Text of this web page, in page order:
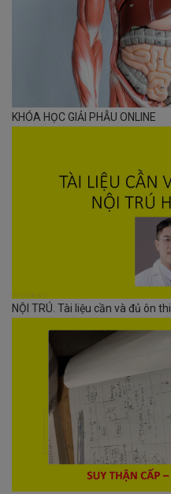
KHÓA HỌC GIẢI PHẪU ONLINE
NỘI TRÚ. Tài liệu cần và đủ ôn